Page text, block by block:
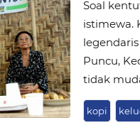
Soal
istimewa.
Puncu,
tidak
kopi